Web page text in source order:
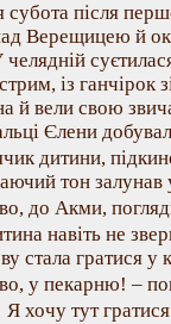
субота після
Верещицею й
челядній
із
й вели свою
Єлени
дитини,
тон залунав
до Акми,
навіть не
стала гратися у
у пекарню! –
хочу тут